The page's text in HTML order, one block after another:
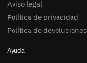
Aviso legal
Política de privacidad
Política de devoluciones
Ayuda